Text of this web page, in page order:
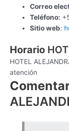
Correo
Teléfono:
Sitio web:
Horario
HOTEL
atención